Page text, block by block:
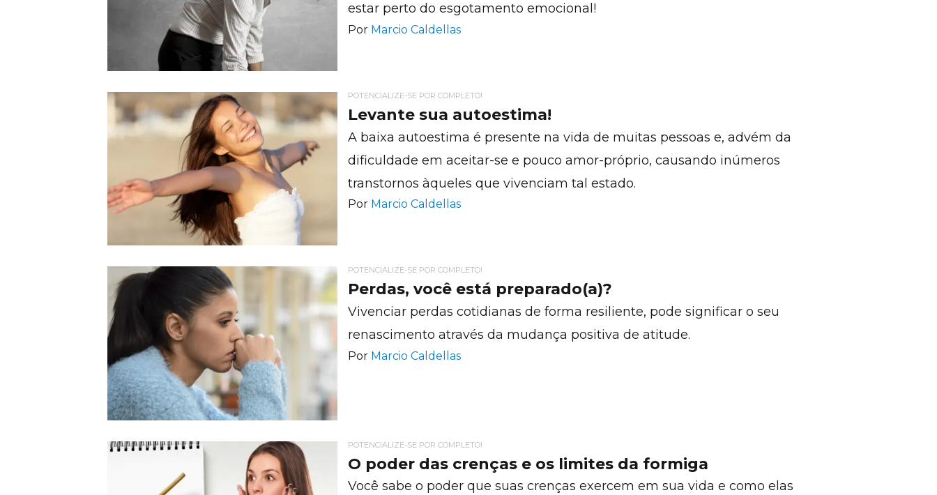
estar perto do esgotamento emocional!
Por Marcio Caldellas
POTENCIALIZE-SE POR COMPLETO!
Levante sua autoestima!
A baixa autoestima é presente na vida de muitas pessoas e, advém da
dificuldade em aceitar-se e pouco amor-próprio, causando inúmeros
transtornos àqueles que vivenciam tal estado.
Por Marcio Caldellas
POTENCIALIZE-SE POR COMPLETO!
Perdas, você está preparado(a)?
Vivenciar perdas cotidianas de forma resiliente, pode significar o seu
renascimento através da mudança positiva de atitude.
Por Marcio Caldellas
POTENCIALIZE-SE POR COMPLETO!
O poder das crenças e os limites da formiga
Você sabe o poder que suas crenças exercem em sua vida e como elas